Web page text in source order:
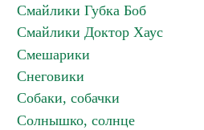
Смайлики Губка Боб
Смайлики Доктор Хаус
Смешарики
Снеговики
Собаки, собачки
Солнышко, солнце